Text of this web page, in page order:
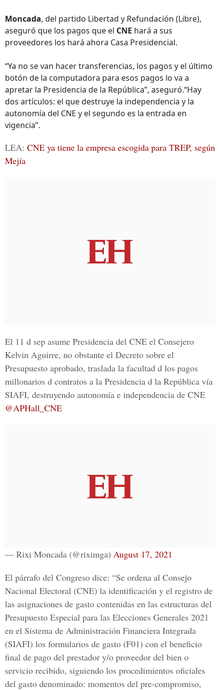
Moncada, del partido Libertad y Refundación (Libre),
aseguró que los pagos que el CNE hará a sus
proveedores los hará ahora Casa Presidencial.
“Ya no se van hacer transferencias, los pagos y el último
botón de la computadora para esos pagos lo va a
apretar la Presidencia de la República”, aseguró.“Hay
dos artículos: el que destruye la independencia y la
autonomía del CNE y el segundo es la entrada en
vigencia”.
LEA: CNE ya tiene la empresa escogida para TREP, según
Mejía
El 11 d sep asume Presidencia del CNE el Consejero
Kelvin Aguirre, no obstante el Decreto sobre el
Presupuesto aprobado, traslada la facultad d los pagos
millonarios d contratos a la Presidencia d la República vía
SIAFI, destruyendo autonomía e independencia de CNE
@APHall_CNE
— Rixi Moncada (@riximga) August 17, 2021
El párrafo del Congreso dice: “Se ordena al Consejo
Nacional Electoral (CNE) la identificación y el registro de
las asignaciones de gasto contenidas en las estructuras del
Presupuesto Especial para las Elecciones Generales 2021
en el Sistema de Administración Financiera Integrada
(SIAFI) los formularios de gasto (F01) con el beneficio
final de pago del prestador y/o proveedor del bien o
servicio recibido, siguiendo los procedimientos oficiales
del gasto denominado: momentos del pre-compromiso,